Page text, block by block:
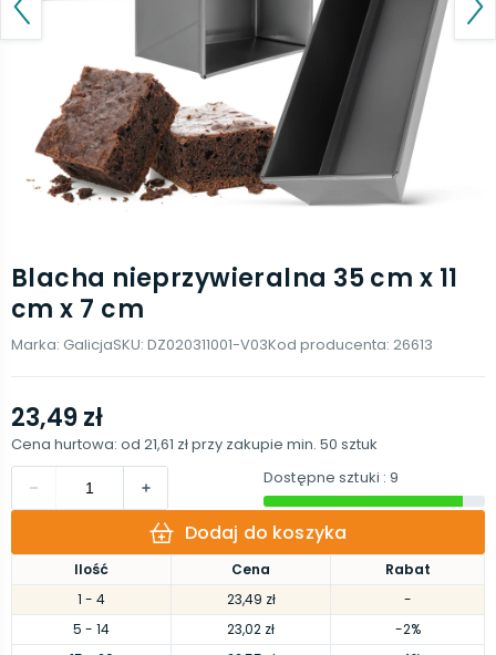
Blacha nieprzywieralna 35 cm x 11
cm x 7 cm
Marka: GalicjaSKU: DZ020311001-V03Kod producenta: 26613
Ilość Cena
Rabat
1 - 4 23,49 zł
-
5 - 14 23,02 zł
-2%
23,49 zł
Cena hurtowa: od 21,61 złprzy zakupie min. 50 sztuk
Dostępne sztuki : 9
Dodaj do koszyka